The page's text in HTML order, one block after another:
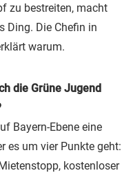
zu bestreiten, macht
Ding. Die Chefin in
warum.
die Grüne Jugend
Bayern-Ebene eine
es um vier Punkte geht:
kostenloser